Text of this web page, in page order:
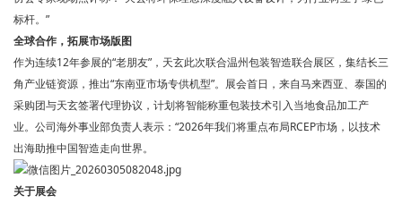
标杆。”
全球合作，拓展市场版图
作为连续12年参展的“老朋友”，天玄此次联合温州包装智造联合展区，集结长三
角产业链资源，推出“东南亚市场专供机型”。展会首日，来自马来西亚、泰国的
采购团与天玄签署代理协议，计划将智能称重包装技术引入当地食品加工产
业。公司海外事业部负责人表示：“2026年我们将重点布局RCEP市场，以技术
出海助推中国智造走向世界。
关于展会